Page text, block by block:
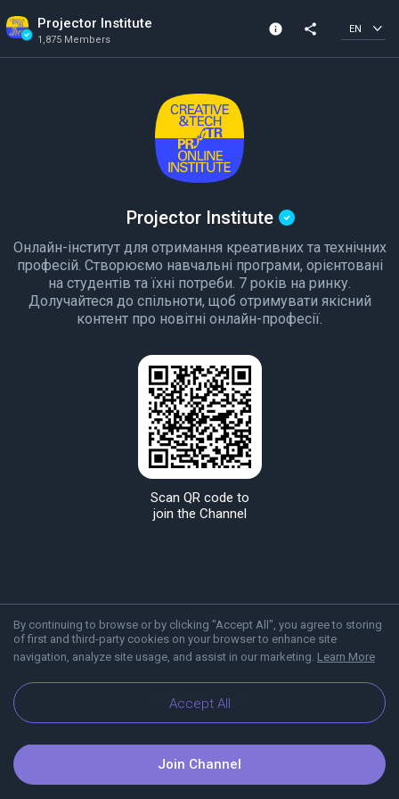
Projector Institute
1,875 Members
info
1,875 Members
share EN
By continuing to browse or by clicking "Accept All", you agree to storing
of first and third-party cookies on your browser to enhance site
navigation, analyze site usage, and assist in our marketing. Learn More
Accept All
Projector Institute
Онлайн-інститут для отримання креативних та технічних
професій. Створюємо навчальні програми, орієнтовані
на студентів та їхні потреби. 7 років на ринку.
Долучайтеся до спільноти, щоб отримувати якісний
контент про новітні онлайн-професії.
Scan QR code to
join the Channel
About Viber Blog
Join Channel